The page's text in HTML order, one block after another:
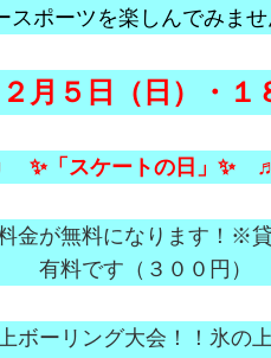
スポーツを楽しんでみま
２月５日（日）・１
「スケートの日」
金が無料になります！※
有料です（３００
ボーリング大会！！氷の